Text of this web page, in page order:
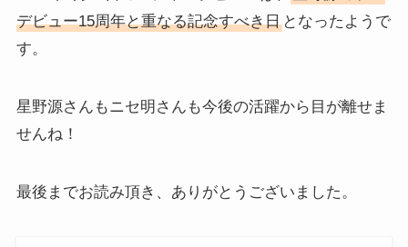
デビュー15周年と重なる記念すべき日となったようで
す。
星野源さんもニセ明さんも今後の活躍から目が離せま
せんね！
最後までお読み頂き、ありがとうございました。